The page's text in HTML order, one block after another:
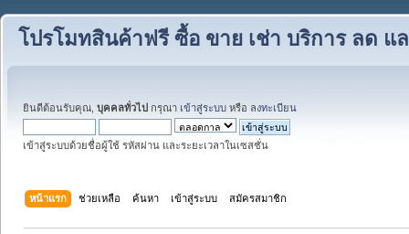
โปรโมทสินค้าฟรี ซื้อ ขาย เช่า บริการ ลด
ยินดีต้อนรับคุณ, บุคคลทั่วไป กรุณา เข้าสู่ระบบ หรือ ลงทะเบียน
เข้าสู่ระบบด้วยชื่อผู้ใช้ รหัสผ่าน และระยะเวลาในเซสชั่น
หน้าแรก ช่วยเหลือ ค้นหา เข้าสู่ระบบ สมัครสมาชิก